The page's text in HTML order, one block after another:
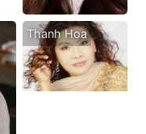
Thanh Hoa